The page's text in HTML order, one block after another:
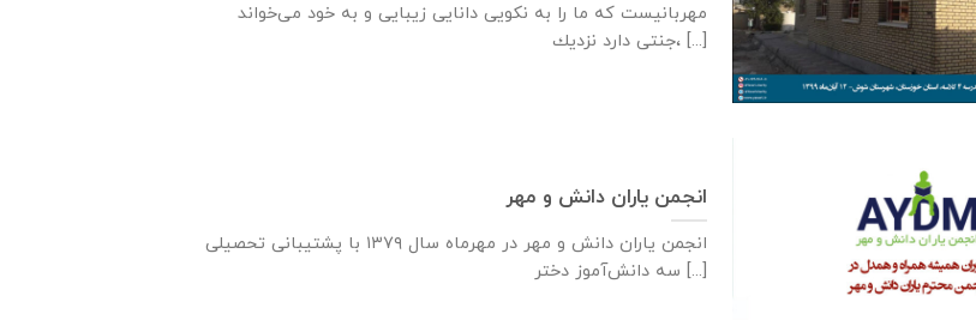
مهربانيست كه ما را به نكويی دانايی زيبايی و به خود می‌خواند
جنتی دارد نزديك، [...]
انجمن یاران دانش و مهر
انجمن یاران دانش و مهر در مهرماه سال ۱۳۷۹ با پشتیبانی تحصیلی
سه دانش‌آموز دختر [...]